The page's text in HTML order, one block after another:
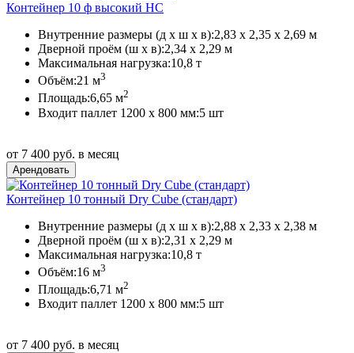
Контейнер 10 ф высокий HC
Внутренние размеры (д х ш х в):2,83 х 2,35 х 2,69 м
Дверной проём (ш х в):2,34 х 2,29 м
Максимальная нагрузка:10,8 т
Объём:21 м3
Площадь:6,65 м2
Входит паллет 1200 х 800 мм:5 шт
от 7 400 руб. в месяц
Контейнер 10 тонный Dry Cube (стандарт)
Внутренние размеры (д х ш х в):2,88 х 2,33 х 2,38 м
Дверной проём (ш х в):2,31 х 2,29 м
Максимальная нагрузка:10,8 т
Объём:16 м3
Площадь:6,71 м2
Входит паллет 1200 х 800 мм:5 шт
от 7 400 руб. в месяц